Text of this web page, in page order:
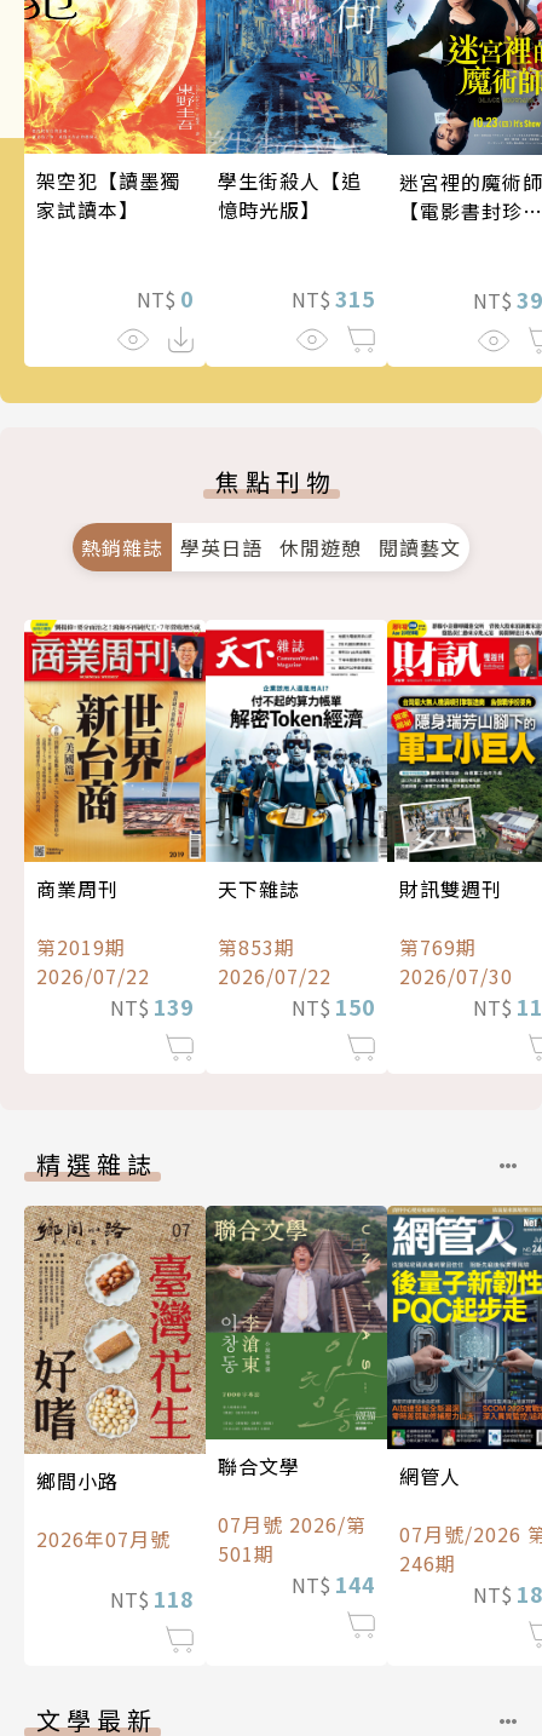
架空犯【讀墨獨
家試讀本】
NT$ 0
學生街殺人【追
憶時光版】
NT$ 315
迷宮裡的魔術師
【電影書封珍藏
NT$
焦點刊物
熱銷雜誌 學英日語 休閒遊憩 閱讀藝文
商業周刊
第2019期
2026/07/22
NT$ 139
天下雜誌
第853期
2026/07/22
NT$ 150
財訊雙週刊
第769期
2026/07/30
NT$
精選雜誌
鄉間小路
2026年07月號
NT$ 118
聯合文學
07月號 2026/第
501期
NT$ 144
網管人
07月號/2026
246期
NT$
文學最新